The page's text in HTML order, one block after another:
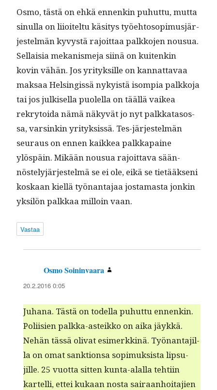
Osmo, tästä on ehkä ennenkin puhut­tu, mut­ta
sin­ul­la on liioitel­tu käsi­tys työe­htosopimusjär­
jestelmän kyvys­tä rajoit­taa palkko­jen nousua.
Sel­l­aisia mekanis­me­ja siinä on kuitenkin
kovin vähän. Jos yri­tyk­sille on kan­nat­tavaa
mak­saa Helsingis­sä nyky­istä isom­pia palkko­ja
tai jos julkisel­la puolel­la on tääl­lä vaikea
rekry­toi­da nämä näkyvät jo nyt palkkata­sos­
sa, varsinkin yri­tyk­sis­sä. Tes-jär­jestelmän
seu­raus on ennen kaikkea palkka­paine
ylöspäin. Mikään nousua rajoit­ta­va sään­
nöste­lyjär­jestelmä se ei ole, eikä se tietääk­seni
koskaan kiel­lä työ­nan­ta­jaa josta­mas­ta jonkin
yksilön palkkaa mil­loin vaan.
Vastaa
Osmo Soininvaara
20.2.2016 0:05
Juhana. Tästä on todel­la puhut­tu ennenkin.
Poli­isien palk­ka-asteikko on aika jäykkä.
Nehän tässä oli­vat esimerkkinä. Työ­nan­ta­jil­
la on omat sank­tion­sa sopimuk­sista lip­su­
jille. 25 vuot­ta sit­ten kun­ta-alal­la tehti­in
kartel­li, ettei kukaan nos­ta sairaan­hoita­jien